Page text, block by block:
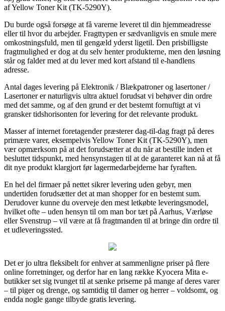
af Yellow Toner Kit (TK-5290Y).
Du burde også forsøge at få varerne leveret til din hjemmeadresse
eller til hvor du arbejder. Fragttypen er sædvanligvis en smule mere
omkostningsfuld, men til gengæld yderst ligetil. Den prisbilligste
fragtmulighed er dog at du selv henter produkterne, men den løsning
står og falder med at du lever med kort afstand til e-handlens
adresse.
Antal dages levering på Elektronik / Blækpatroner og lasertoner /
Lasertoner er naturligvis ultra aktuel forudsat vi behøver din ordre
med det samme, og af den grund er det bestemt fornuftigt at vi
gransker tidshorisonten for levering for det relevante produkt.
Masser af internet foretagender præsterer dag-til-dag fragt på deres
primære varer, eksempelvis Yellow Toner Kit (TK-5290Y), men
vær opmærksom på at det forudsætter at du når at bestille inden et
besluttet tidspunkt, med hensynstagen til at de garanteret kan nå at få
dit nye produkt klargjort før lagermedarbejderne har fyraften.
En hel del firmaer på nettet sikrer levering uden gebyr, men
undertiden forudsætter det at man shopper for en bestemt sum.
Derudover kunne du overveje den mest letkøbte leveringsmodel,
hvilket ofte – uden hensyn til om man bor tæt på Aarhus, Værløse
eller Svenstrup – vil være at få fragtmanden til at bringe din ordre til
et udleveringssted.
Det er jo ultra fleksibelt for enhver at sammenligne priser på flere
online forretninger, og derfor har en lang række Kyocera Mita e-
butikker set sig tvunget til at sænke priserne på mange af deres varer
– til piger og drenge, og samtidig til damer og herrer – voldsomt, og
endda nogle gange tilbyde gratis levering.